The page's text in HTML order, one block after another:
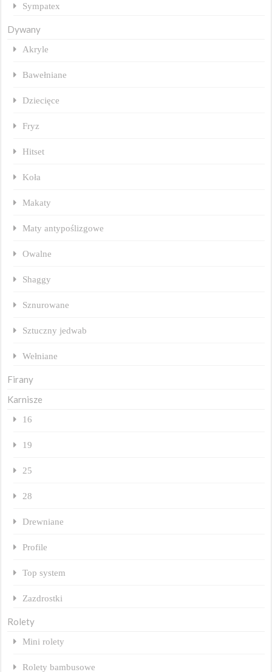
Sympatex
Dywany
Akryle
Bawełniane
Dziecięce
Fryz
Hitset
Koła
Makaty
Maty antypoślizgowe
Owalne
Shaggy
Sznurowane
Sztuczny jedwab
Wełniane
Firany
Karnisze
16
19
25
28
Drewniane
Profile
Top system
Zazdrostki
Rolety
Mini rolety
Rolety bambusowe